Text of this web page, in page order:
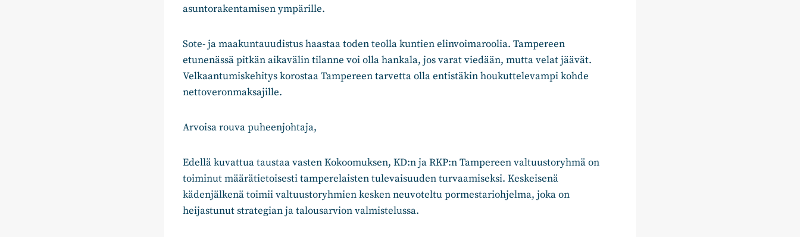
asuntorakentamisen ympärille.
Sote- ja maakuntauudistus haastaa toden teolla kuntien elinvoimaroolia. Tampereen
etunenässä pitkän aikavälin tilanne voi olla hankala, jos varat viedään, mutta velat jäävät.
Velkaantumiskehitys korostaa Tampereen tarvetta olla entistäkin houkuttelevampi kohde
nettoveronmaksajille.
Arvoisa rouva puheenjohtaja,
Edellä kuvattua taustaa vasten Kokoomuksen, KD:n ja RKP:n Tampereen valtuustoryhmä on
toiminut määrätietoisesti tamperelaisten tulevaisuuden turvaamiseksi. Keskeisenä
kädenjälkenä toimii valtuustoryhmien kesken neuvoteltu pormestariohjelma, joka on
heijastunut strategian ja talousarvion valmistelussa.